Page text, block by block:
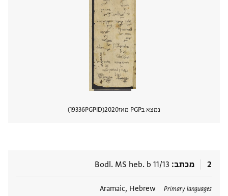
נמצא בPGP מאז 2020
PGPID
19336
2 מכתב Bodl. MS heb. b 11/13
Primary languages
Aramaic, Hebrew תגים